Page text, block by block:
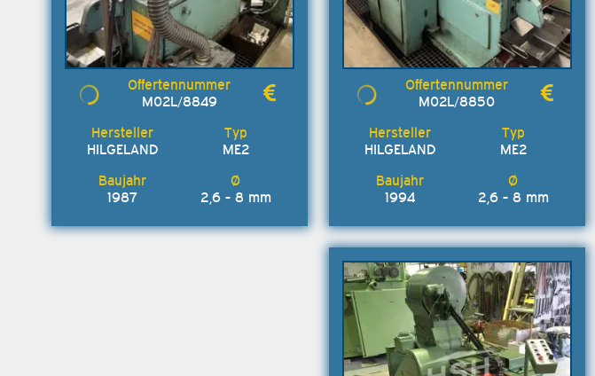
M02L/8849
HILGELAND ME2
1987 2,6 - 8 mm
M02L/8850
HILGELAND ME2
1994 2,6 - 8 mm